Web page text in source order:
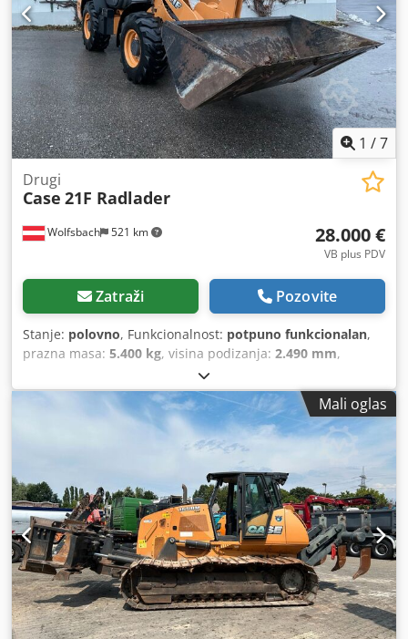
1 /7
Wolfsbach 521 km
Drugi
Case 21F Radlader
28.000 €
VB plus PDV
Zatraži Pozovite
Stanje: polovno, Funkcionalnost: potpuno funkcionalan,
prazna masa: 5.400 kg, visina podizanja: 2.490 mm,
, radni sati:
5.550 mm, građevinska visina:2.500 mm, vrsta pogona:
, širina gradnje: 1.950 mm Mali oglas